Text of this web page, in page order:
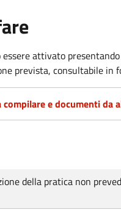
essere attivato
prevista, consultabile in
e documenti da
della pratica non